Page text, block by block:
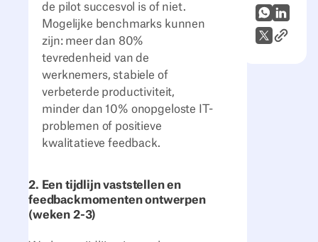
WhatsApp
X (Twitter)
Link
de pilot succesvol is of niet.
Mogelijke benchmarks kunnen
zijn: meer dan 80%
tevredenheid van de
werknemers, stabiele of
verbeterde productiviteit,
minder dan 10% onopgeloste IT-
problemen of positieve
kwalitatieve feedback.
2. Een tijdlijn vaststellen en
feedbackmomenten ontwerpen
(weken 2-3)